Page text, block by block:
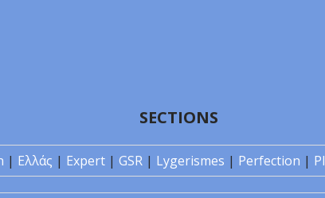
SECTIONS
| Ελλάς | Expert | GSR | Lygerismes | Perfection | PI